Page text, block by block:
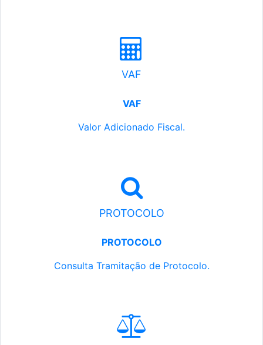
VAF
VAF
Valor Adicionado Fiscal.
PROTOCOLO
PROTOCOLO
Consulta Tramitação de Protocolo.